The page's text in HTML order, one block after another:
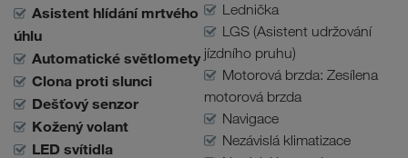
Asistent hlídání mrtvého
úhlu
Automatické světlomety
Clona proti slunci
Dešťový senzor
Kožený volant
LED svítidla
Lednička
LGS (Asistent udržování
jízdního pruhu)
Motorová brzda: Zesílena
motorová brzda
Navigace
Nezávislá klimatizace